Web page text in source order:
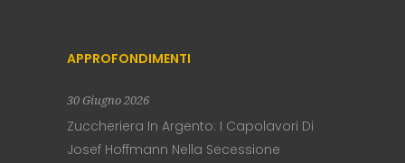
APPROFONDIMENTI
30 Giugno 2026
Zuccheriera In Argento: I Capolavori Di
Josef Hoffmann Nella Secessione